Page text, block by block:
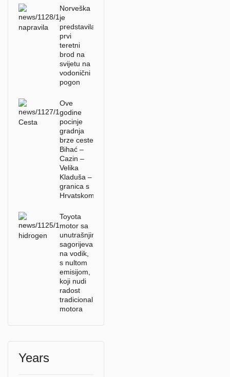
Norveška
je
predstavila
prvi
teretni
brod na
svijetu na
vodonični
pogon
Ove
godine
pocinje
gradnja
brze ceste
Bihać –
Cazin –
Velika
Kladuša –
granica s
Hrvatskom
Toyota
motor sa
unutrašnjim
sagorijevanjem
na vodik,
s nultom
emisijom,
koji nudi
radost
tradicionalnih
motora
Years